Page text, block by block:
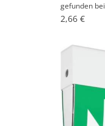
gefunden bei
2,66 €